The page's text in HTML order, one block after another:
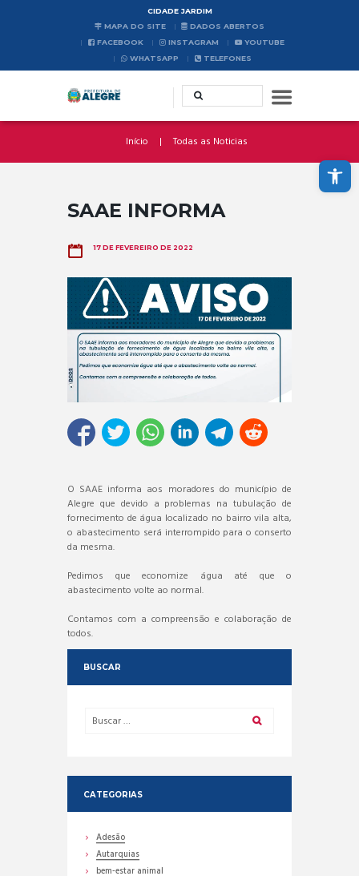
Abrir a barra de ferramentas
CIDADE JARDIM
MAPA DO SITE
DADOS ABERTOS
FACEBOOK
INSTAGRAM
YOUTUBE
WHATSAPP
TELEFONES
Início Todas as Noticias
SAAE INFORMA
17 DE FEVEREIRO DE 2022
O SAAE informa aos moradores do município de
Alegre que devido a problemas na tubulação de
fornecimento de água localizado no bairro vila alta,
o abastecimento será interrompido para o conserto
da mesma.
Pedimos que economize água até que o
abastecimento volte ao normal.
Contamos com a compreensão e colaboração de
todos.
BUSCAR
CATEGORIAS
Adesão
Autarquias
bem-estar animal